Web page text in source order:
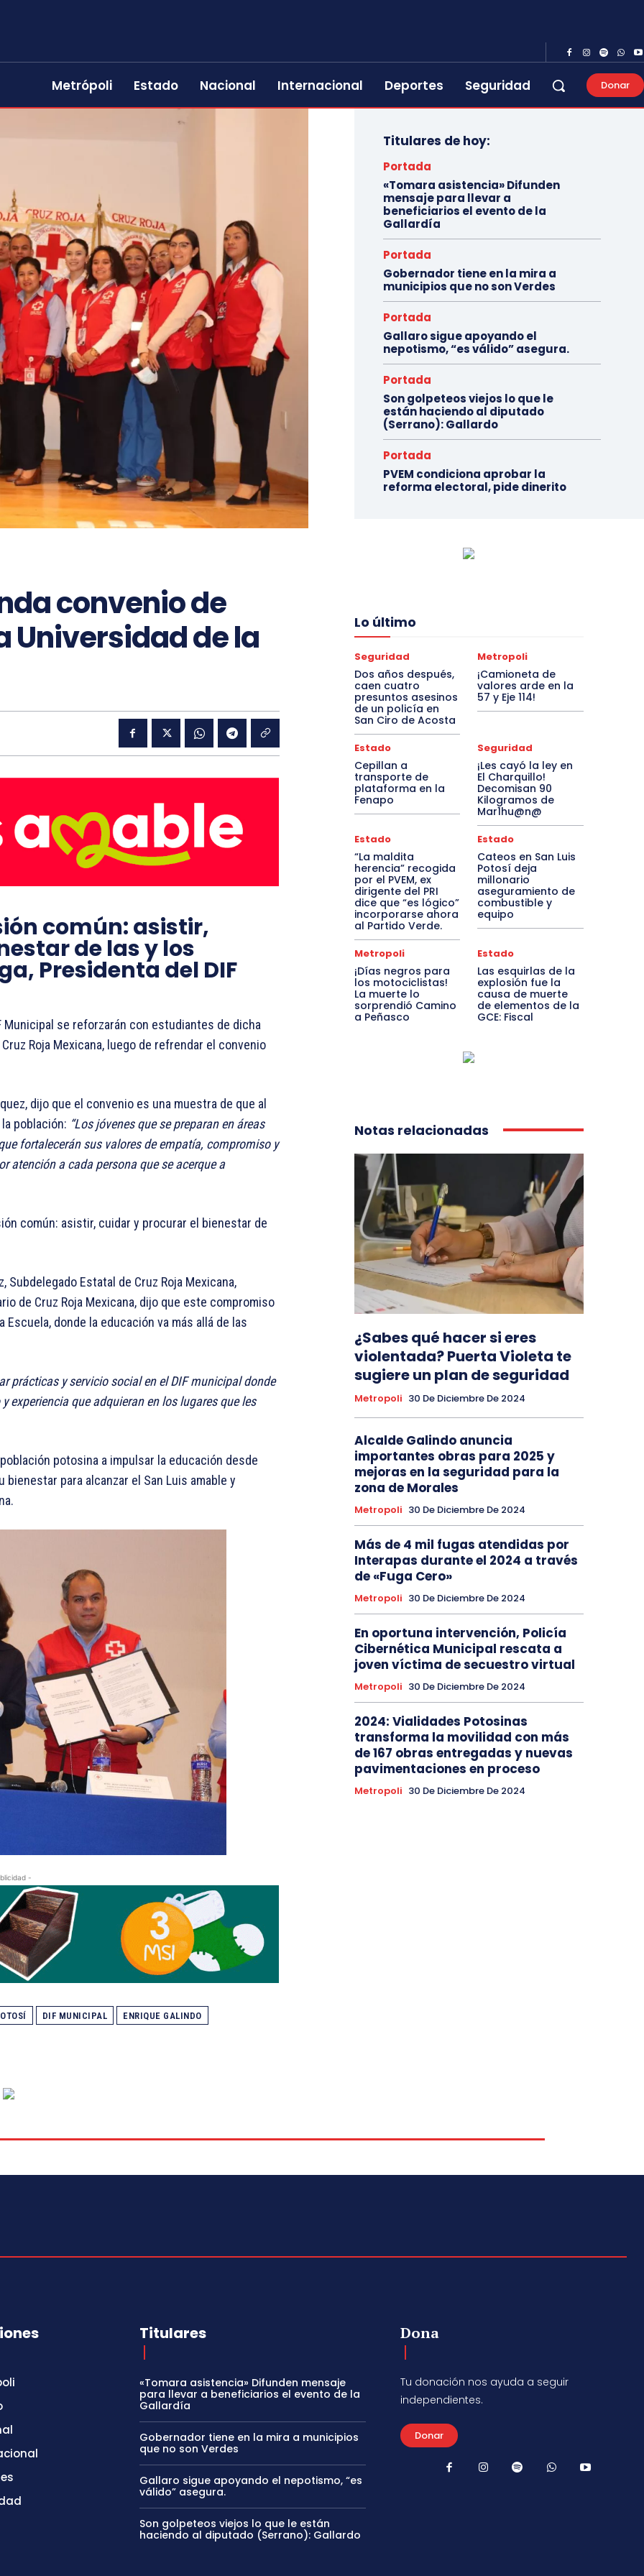
Metrópoli Estado Nacional Internacional Deportes Seguridad Donar
convenio de
Universidad de la
común: asistir,
de las y los
Presidenta del DIF
se reforzarán con estudiantes de dicha
Roja Mexicana, luego de refrendar el convenio
dijo que el convenio es una muestra de que al
población: “Los jóvenes que se preparan en áreas
fortalecerán sus valores de empatía, compromiso y
atención a cada persona que se acerque a
común: asistir, cuidar y procurar el bienestar de
Estatal de Cruz Roja Mexicana,
de Cruz Roja Mexicana, dijo que este compromiso
donde la educación va más allá de las
prácticas y servicio social en el DIF municipal donde
experiencia que adquieran en los lugares que les
potosina a impulsar la educación desde
para alcanzar el San Luis amable y
-
DIF MUNICIPAL ENRIQUE GALINDO
Titulares de hoy:
Portada
«Tomara asistencia» Difunden
mensaje para llevar a
beneficiarios el evento de la
Gallardía
Portada
Gobernador tiene en la mira a
municipios que no son Verdes
Portada
Gallaro sigue apoyando el
nepotismo, “es válido” asegura.
Portada
Son golpeteos viejos lo que le
están haciendo al diputado
(Serrano): Gallardo
Portada
PVEM condiciona aprobar la
reforma electoral, pide dinerito
Lo último
Seguridad
Dos años después,
caen cuatro
presuntos asesinos
de un policía en
San Ciro de Acosta
Metropoli
¡Camioneta de
valores arde en la
57 y Eje 114!
Estado
Cepillan a
transporte de
plataforma en la
Fenapo
Seguridad
¡Les cayó la ley en
El Charquillo!
Decomisan 90
Kilogramos de
Mar1hu@n@
Estado
“La maldita
herencia” recogida
por el PVEM, ex
dirigente del PRI
dice que “es lógico”
incorporarse ahora
al Partido Verde.
Estado
Cateos en San Luis
Potosí deja
millonario
aseguramiento de
combustible y
equipo
Metropoli
¡Días negros para
los motociclistas!
La muerte lo
sorprendió Camino
a Peñasco
Estado
Las esquirlas de la
explosión fue la
causa de muerte
de elementos de la
GCE: Fiscal
Notas relacionadas
¿Sabes qué hacer si eres
violentada? Puerta Violeta te
sugiere un plan de seguridad
Metropoli 30 De Diciembre De 2024
Alcalde Galindo anuncia
importantes obras para 2025 y
mejoras en la seguridad para la
zona de Morales
Metropoli 30 De Diciembre De 2024
Más de 4 mil fugas atendidas por
Interapas durante el 2024 a través
de «Fuga Cero»
Metropoli 30 De Diciembre De 2024
En oportuna intervención, Policía
Cibernética Municipal rescata a
joven víctima de secuestro virtual
Metropoli 30 De Diciembre De 2024
2024: Vialidades Potosinas
transforma la movilidad con más
de 167 obras entregadas y nuevas
pavimentaciones en proceso
Metropoli 30 De Diciembre De 2024
Titulares
«Tomara asistencia» Difunden mensaje
para llevar a beneficiarios el evento de la
Gallardía
Gobernador tiene en la mira a municipios
que no son Verdes
Gallaro sigue apoyando el nepotismo, “es
válido” asegura.
Son golpeteos viejos lo que le están
haciendo al diputado (Serrano): Gallardo
Dona
Tu donación nos ayuda a seguir
independientes.
Donar